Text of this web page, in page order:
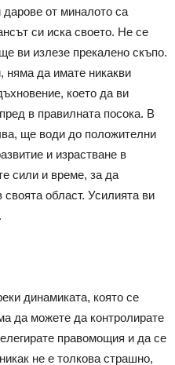
дарове от миналото са
си иска своето. Не се
ви излезе прекалено скъпо.
няма да имате никакви
което да ви
в правилната посока. В
ще води до положителни
и израстване в
сили и време, за да
област. Усилията ви
динамиката, която се
да можете да контролирате
правомощия и да се
не е толкова страшно,